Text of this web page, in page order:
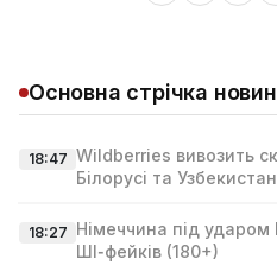
Основна стрічка новин
18:47 Wildberries вивозить
Білорусі та
18:27 Німеччина під
ШІ‑фейків (180+)